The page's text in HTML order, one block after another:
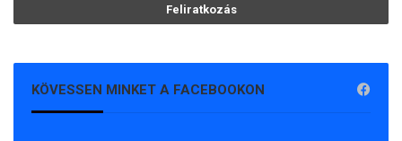
KÖVESSEN MINKET A FACEBOOKON